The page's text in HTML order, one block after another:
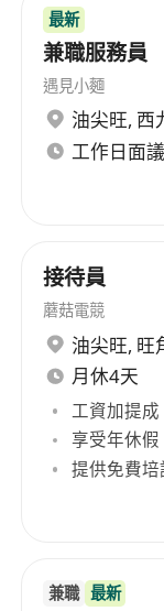
最新
兼職服務員
遇見小麵
油尖旺, 西
工作日面議
接待員
蘑菇電競
油尖旺, 旺
月休4天
工資加提
享受年休
提供免費
兼職 最新